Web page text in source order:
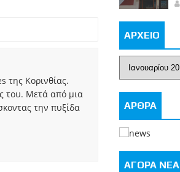
της Κορινθίας.
του. Μετά από μια
την πυξίδα
ΑΡΧΕΙΟ
ΑΡΘΡΑ
ΑΓΟΡΑ ΝΕΑ